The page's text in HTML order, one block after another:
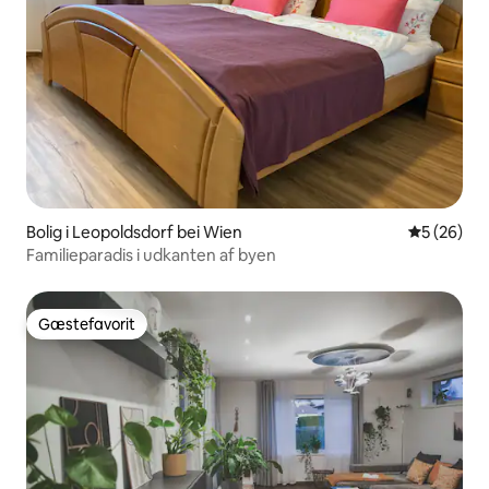
Bolig i Leopoldsdorf bei Wien 5 ud af 5 i
5 (26)
Familieparadis i udkanten af byen
Gæstefavorit
Gæstefavorit